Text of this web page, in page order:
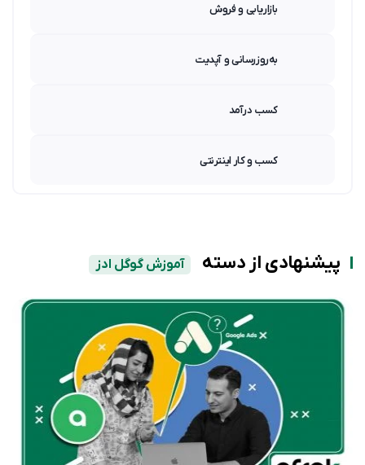
بازاریابی و فروش
به‌روزرسانی و آپدیت
کسب درآمد
کسب و کار اینترنتی
پیشنهادی از دسته آموزش گوگل ادز